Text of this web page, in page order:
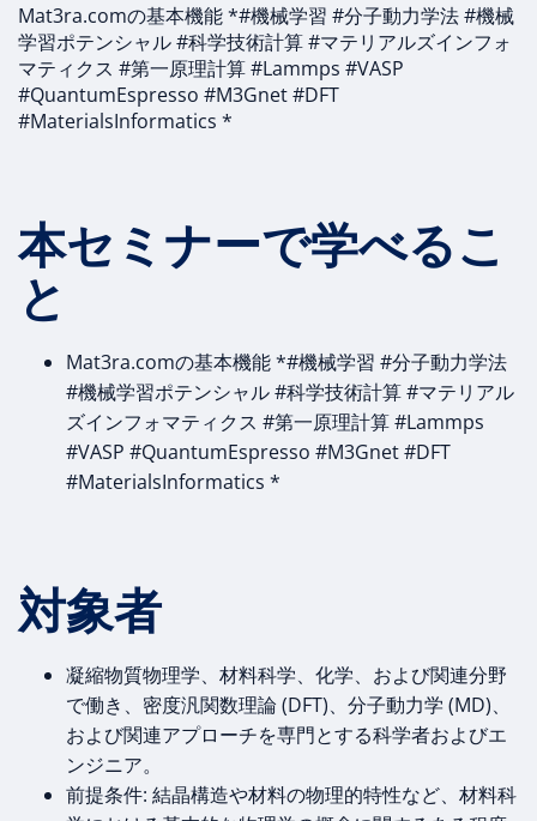
Mat3ra.comの基本機能 *#機械学習 #分子動力学法 #機械
学習ポテンシャル #科学技術計算 #マテリアルズインフォ
マティクス #第一原理計算 #Lammps #VASP
#QuantumEspresso #M3Gnet #DFT
#MaterialsInformatics *
本セミナーで学べるこ
と
Mat3ra.comの基本機能 *#機械学習 #分子動力学法
#機械学習ポテンシャル #科学技術計算 #マテリアル
ズインフォマティクス #第一原理計算 #Lammps
#VASP #QuantumEspresso #M3Gnet #DFT
#MaterialsInformatics *
‍対象者‍
凝縮物質物理学、材料科学、化学、および関連分野
で働き、密度汎関数理論 (DFT)、分子動力学 (MD)、
および関連アプローチを専門とする科学者およびエ
ンジニア。
前提条件: 結晶構造や材料の物理的特性など、材料科